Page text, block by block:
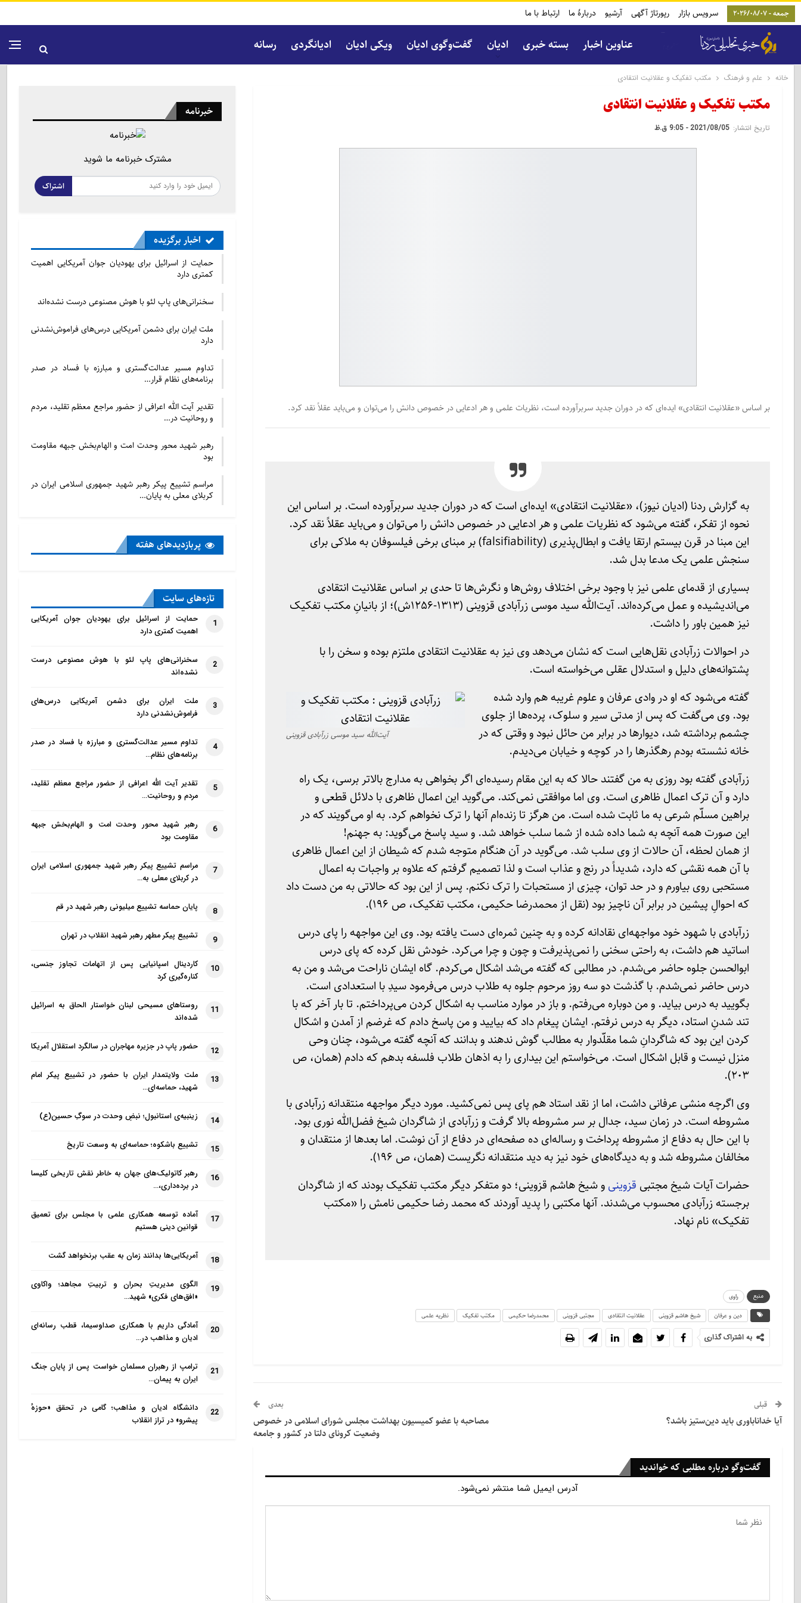
جمعه - 2026/08/07 سرویس بازار رپورتاژ آگهی آرشیو دربارۀ ما ارتباط با ما
عناوین اخبار بسته خبری ادیان گفت‌و‌گوی ادیان ویکی ادیان ادیانگردی رسانه
خانه علم و فرهنگ مکتب تفکیک و عقلانیت انتقادی
مکتب تفکیک و عقلانیت انتقادی
تاریخ انتشار: 2021/08/05 - 9:05 ق.ظ
بر اساس «عقلانیت انتقادی» ایده‌ای که در دوران جدید سربرآورده است، نظریات علمی و هر ادعایی در خصوص دانش را می‌توان و می‌باید عقلاً نقد کرد.
به گزارش ردنا (ادیان نیوز)، «عقلانیت انتقادی» ایده‌ای است که در دوران جدید سربرآورده است. بر اساس این
نحوه از تفکر، گفته می‌شود که نظریات علمی و هر ادعایی در خصوص دانش را می‌توان و می‌باید عقلاً نقد کرد.
این مبنا در قرن بیستم ارتقا یافت و ابطال‌پذیری (falsifiability) بر مبنای برخی فیلسوفان به ملاکی برای
سنجش علمی یک مدعا بدل شد.
بسیاری از قدمای علمی نیز با وجود برخی اختلاف روش‌ها و نگرش‌ها تا حدی بر اساس عقلانیت انتقادی
می‌اندیشیده و عمل می‌کرده‌اند. آیت‌الله سید موسی زرآبادی قزوینی (1313-1256ش)؛ از بانیانِ مکتب تفکیک
نیز همین باور را داشت.
در احوالات زرآبادی نقل‌هایی است که نشان می‌دهد وی نیز به عقلانیت انتقادی ملتزم بوده و سخن را با
پشتوانه‌های دلیل و استدلال عقلی می‌خواسته است.
آیت‌الله سید موسی زرآبادی قزوینی
گفته می‌شود که او در وادی عرفان و علوم غریبه هم وارد شده
بود. وی می‌گفت که پس از مدتی سیر و سلوک، پرده‌ها از جلوی
چشمم برداشته شد، دیوارها در برابر من حائل نبود و وقتی که در
خانه نشسته بودم رهگذرها را در کوچه و خیابان می‌دیدم.
زرآبادی گفته بود روزی به من گفتند حالا که به این مقام رسیده‌ای اگر بخواهی به مدارج بالاتر برسی، یک راه
دارد و آن ترک اعمال ظاهری است. وی اما موافقتی نمی‌کند. می‌گوید این اعمال ظاهری با دلائل قطعی و
براهین مسلّم شرعی به ما ثابت شده است. من هرگز تا زند‌ه‌ام آنها را ترک نخواهم کرد. به او می‌گویند که در
این صورت همه آنچه به شما داده شده از شما سلب خواهد شد. و سید پاسخ می‌گوید: به جهنم!
از همان لحظه، آن حالات از وی سلب شد. می‌گوید در آن هنگام متوجه شدم که شیطان از این اعمال ظاهری
با آن همه نقشی که دارد، شدیداً در رنج و عذاب است و لذا تصمیم گرفتم که علاوه بر واجبات به اعمال
مستحبی روی بیاورم و در حد توان، چیزی از مستحبات را ترک نکنم. پس از این بود که حالاتی به من دست داد
که احوالِ پیشین در برابر آن ناچیز بود (نقل از محمدرضا حکیمی، مکتب تفکیک، ص 196).
زرآبادی با شهود خود مواجهه‌ای نقادانه کرده و به چنین ثمره‌ای دست یافته بود. وی این مواجهه را پای درس
اساتید هم داشت، به راحتی سخنی را نمی‌پذیرفت و چون و چرا می‌کرد. خودش نقل کرده که پای درس
ابوالحسن جلوه حاضر می‌شدم. در مطالبی که گفته می‌شد اشکال می‌کردم. گاه ایشان ناراحت می‌شد و من به
درس حاضر نمی‌شدم. با گذشت دو سه روز مرحوم جلوه به طلاب درس می‌فرمود سیدِ با استعدادی است.
بگویید به درس بیاید. و من دوباره می‌رفتم. و باز در موارد مناسب به اشکال کردن می‌پرداختم. تا بار آخر که با
تند شدنِ استاد، دیگر به درس نرفتم. ایشان پیغام داد که بیایید و من پاسخ دادم که غرضم از آمدن و اشکال
کردن این بود که شاگردانِ شما مقلّدوار به مطالب گوش ندهند و بدانند که آنچه گفته می‌شود، چنان وحی
منزل نیست و قابل اشکال است. می‌خواستم این بیداری را به اذهان طلاب فلسفه بدهم که دادم (همان، ص
203).
وی اگرچه منشی عرفانی داشت، اما از نقد استاد هم پای پس نمی‌کشید. مورد دیگر مواجهه منتقدانه زرآبادی با
مشروطه است. در زمان سید، جدال بر سر مشروطه بالا گرفت و زرآبادی از شاگردان شیخ فضل‌الله نوری بود.
با این حال به دفاع از مشروطه پرداخت و رساله‌ای ده صفحه‌ای در دفاع از آن نوشت. اما بعدها از منتقدان و
مخالفان مشروطه شد و به دیدگاه‌های خود نیز به دید منتقدانه نگریست (همان، ص 196).
حضرات آیات شیخ مجتبی قزوینی و شیخ هاشم قزوینی؛ دو متفکر دیگر مکتب تفکیک بودند که از شاگردان
برجسته زرآبادی محسوب می‌شدند. آنها مکتبی را پدید آوردند که محمد رضا حکیمی نامش را «مکتب
تفکیک» نام نهاد.
منبع
راوی
دین و عرفان
شیخ هاشم قزوینی عقلانیت انتقادی مجتبی قزوینی محمدرضا حکیمی مکتب تفکیک نظریه علمی
به اشتراک گذاری
قبلی
آیا خداناباوری باید دین‌ستیز باشد؟
بعدی
مصاحبه با عضو کمیسیون بهداشت مجلس شورای‌ اسلامی در خصوص
وضعیت کرونای دلتا در کشور و جامعه
گفت‌وگو درباره مطلبی که خواندید
آدرس ایمیل شما منتشر نمی‌شود.
خبرنامه
مشترک خبرنامه ما شوید
اشتراک
اخبار برگزیده
حمایت از اسرائیل برای یهودیان جوان آمریکایی اهمیت
کمتری دارد
سخنرانی‌های پاپ لئو با هوش مصنوعی درست نشده‌اند
ملت ایران برای دشمن آمریکایی درس‌های فراموش‌نشدنی
دارد
تداوم مسیر عدالت‌گستری و مبارزه با فساد در صدر
برنامه‌های نظام قرار…
تقدیر آیت الله اعرافی از حضور مراجع معظم تقلید، مردم
و روحانیت در…
رهبر شهید محور وحدت امت و الهام‌بخش جبهه مقاومت
بود
مراسم تشییع پیکر رهبر شهید جمهوری اسلامی ایران در
کربلای معلی به پایان…
پربازدید‌های هفته
تازه‌‌های سایت
1
حمایت از اسرائیل برای یهودیان جوان آمریکایی
اهمیت کمتری دارد
2
سخنرانی‌های پاپ لئو با هوش مصنوعی درست
نشده‌اند
3
ملت ایران برای دشمن آمریکایی درس‌های
فراموش‌نشدنی دارد
4
تداوم مسیر عدالت‌گستری و مبارزه با فساد در صدر
برنامه‌های نظام…
5
تقدیر آیت الله اعرافی از حضور مراجع معظم تقلید،
مردم و روحانیت…
6
رهبر شهید محور وحدت امت و الهام‌بخش جبهه
مقاومت بود
7
مراسم تشییع پیکر رهبر شهید جمهوری اسلامی ایران
در کربلای معلی به…
8 پایان حماسه تشییع میلیونی رهبر شهید در قم
9 تشییع پیکر مطهر رهبر شهید انقلاب در تهران
10
کاردینال اسپانیایی پس از اتهامات تجاوز جنسی،
کناره‌گیری کرد
11
روستاهای مسیحی لبنان خواستار الحاق به اسرائیل
شده‌اند
12 حضور پاپ در جزیره مهاجران در سالگرد استقلال آمریکا
13
ملت ولایتمدار ایران با حضور در تشییع پیکر امام
شهید، حماسه‌ای…
14 زینبیه‌ی استانبول؛ نبضِ وحدت در سوگِ حسین(ع)
15 تشییع باشکوه؛ حماسه‌ای به وسعت تاریخ
16
رهبر کاتولیک‌های جهان به خاطر نقش تاریخی کلیسا
در برده‌داری،…
17
آماده توسعه همکاری علمی با مجلس برای تعمیق
قوانین دینی هستیم
18 آمریکایی‌ها بدانند زمان به عقب برنخواهد گشت
19
الگوی مدیریتِ بحران و تربیتِ مجاهد؛ واکاوی
«افق‌های فکری» شهید…
20
آمادگی داریم با همکاری صداوسیما، قطب رسانه‌ای
ادیان و مذاهب در…
21
ترامپ از رهبران مسلمان خواست پس از پایان جنگ
ایران به پیمان…
22
دانشگاه ادیان و مذاهب؛ گامی در تحقق «حوزهٔ
پیشرو» در تراز انقلاب